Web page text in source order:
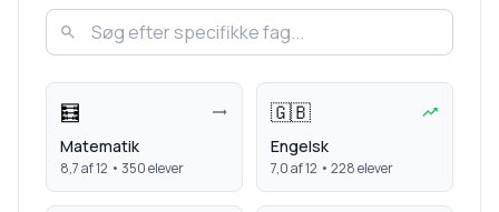
🧮
Matematik
8,7af 12 • 350elever
🇬🇧
Engelsk
7,0af 12 • 228elever